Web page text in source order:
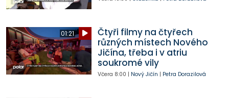
01:21
Čtyři filmy na čtyřech
různých místech Nového
Jičína, třeba i v atriu
soukromé vily
Včera 8:00 | Nový Jičín | Petra Dorazilová